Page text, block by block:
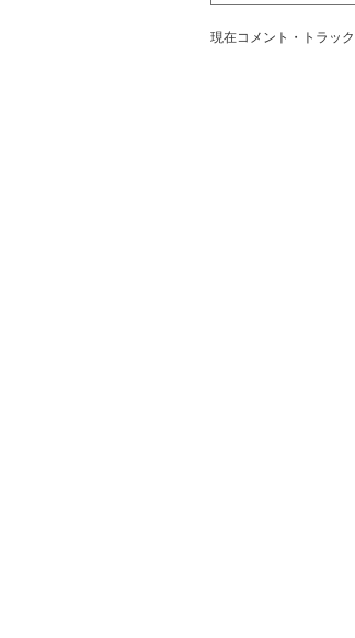
現在コメント・トラッ